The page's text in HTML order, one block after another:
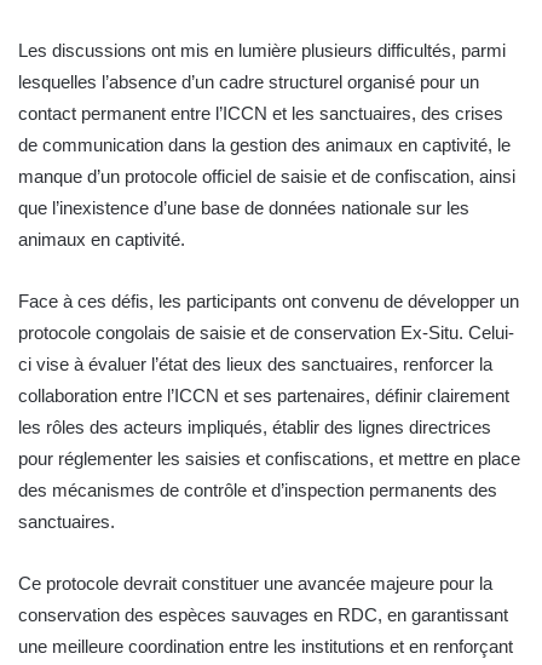
Les discussions ont mis en lumière plusieurs difficultés, parmi
lesquelles l’absence d’un cadre structurel organisé pour un
contact permanent entre l’ICCN et les sanctuaires, des crises
de communication dans la gestion des animaux en captivité, le
manque d’un protocole officiel de saisie et de confiscation, ainsi
que l’inexistence d’une base de données nationale sur les
animaux en captivité.
Face à ces défis, les participants ont convenu de développer un
protocole congolais de saisie et de conservation Ex-Situ. Celui-
ci vise à évaluer l’état des lieux des sanctuaires, renforcer la
collaboration entre l’ICCN et ses partenaires, définir clairement
les rôles des acteurs impliqués, établir des lignes directrices
pour réglementer les saisies et confiscations, et mettre en place
des mécanismes de contrôle et d’inspection permanents des
sanctuaires.
Ce protocole devrait constituer une avancée majeure pour la
conservation des espèces sauvages en RDC, en garantissant
une meilleure coordination entre les institutions et en renforçant